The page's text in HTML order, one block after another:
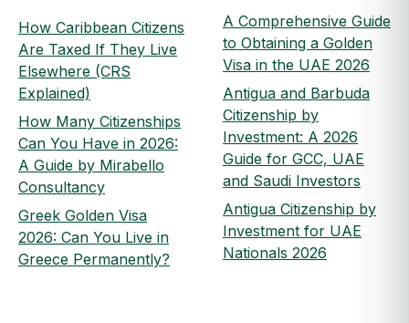
How Caribbean Citizens
Are Taxed If They Live
Elsewhere (CRS
Explained)
How Many Citizenships
Can You Have in 2026:
A Guide by Mirabello
Consultancy
Greek Golden Visa
2026: Can You Live in
Greece Permanently?
A Comprehensive Guide
to Obtaining a Golden
Visa in the UAE 2026
Antigua and Barbuda
Citizenship by
Investment: A 2026
Guide for GCC, UAE
and Saudi Investors
Antigua Citizenship by
Investment for UAE
Nationals 2026